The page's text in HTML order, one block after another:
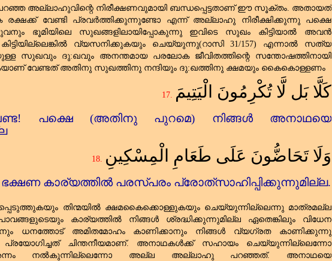
അല്ലാഹുവിന്റെ നിരീക്ഷണവുമായി ബന്ധപ്പെട്ടതാണ്‌ ഈ സൂക്തം. അതായത്‌
വേണ്ടി പ്രവർത്തിക്കുന്നുണ്ടോ എന്ന് അല്ലാഹു നിരീക്ഷിക്കുന്നു പക്ഷെ
ഭൂമിയിലെ സുഖങ്ങളിലായിപ്പോകുന്നു ഇവിടെ സുഖം കിട്ടിയാൽ അവൻ
വ്യസനിക്കുകയും ചെയ്യുന്നു(റാസി31/157) എന്നാൽ
സത്യ
സുഖവും ദു:ഖവും അനന്തമായ പരലോക ജീവിതത്തിന്റെ
സന്തോഷത്തിനായി
വേണ്ടത് അതിനു സുഖത്തിനു നന്ദിയും ദു:ഖത്തിനു ക്ഷമയും കൈകൊള്ളണം
17. كَلَّا بَل لَّا تُكْرِمُونَ الْيَتِيمَ
പക്ഷെ (അതിനു പുറമെ) നിങ്ങൾ അനാഥയെ
18. وَلَا تَحَاضُّونَ عَلَى طَعَامِ الْمِسْكِينِ
ഭക്ഷണ കാര്യത്തിൽ പരസ്പരം പ്രോത്‌സാഹിപ്പിക്കുന്നുമില്ല.
തിന്മയിൽ ക്ഷമകൈക്കൊള്ളുകയും ചെയ്യുന്നില്ലെന്നു മാത്രമല്ല
കാര്യത്തിൽ നിങ്ങൾ ശ്രദ്ധിക്കുന്നുമില്ല ഏതെങ്കിലും വിധേന
ധനത്തോട്‌ അമിതമോഹം കാണിക്കാനും നിങ്ങൾ വ്യഗ്രത കാണിക്കുന്നു
ചിന്തനീയമാണ്‌. അനാഥകൾക്ക്‌ സഹായം ചെയ്യുന്നില്ലെന്നോ
നൽകുന്നില്ലെന്നോ അല്ല അല്ലാഹു പറഞ്ഞത്‌. അനാഥയെ